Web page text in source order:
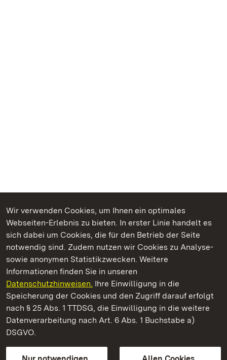
Wir verwenden Cookies, um Ihnen ein optimales
Webseiten-Erlebnis zu bieten. In erster Linie handelt es
sich dabei um Cookies, die für den Betrieb der Seite
notwendig sind. Zudem nutzen wir Cookies zu Analyse-
sowie anonymen Statistikzwecken. Weitere
Informationen finden Sie in unseren
Datenschutzhinweisen. Ihre Einwilligung in die
Speicherung der Cookies und den Zugriff darauf erfolgt
nach § 25 Abs. 1 TTDSG, die Einwilligung in die weitere
Datenverarbeitung nach Art. 6 Abs. 1 Buchstabe a)
DSGVO.
Kommen. Staunen. Genießen.
Staatliche Schlösser und Gärten Baden‑Württemberg
Staatliche Schlösser und Gärten Baden-Württemberg
Kontakt
GebärdenspracheLeichte Sprache